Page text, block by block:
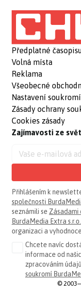
Předplatné
Volná místa
Reklama
Všeobecné
Nastavení soukromí
Zásady ochrany
Cookies zásady
Zajímavosti ze
Přihlášením k
společnosti
seznámili se Zásadami
BurdaMedia Extra s.r.o.
organizaci a
Chcete navíc
informace od
zpracováním
soukromí
©